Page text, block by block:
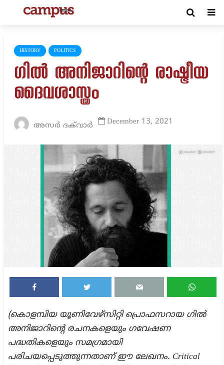
HISTORY POLITICS
ഗിൽ അനിജാറിന്റെ രാഷ്ട്രീയ
ദൈവശാസ്ത്രം
അസർ ദക്‌വാർ December 13, 2021
(കൊളമ്പിയ യൂണിവേഴ്സിറ്റി പ്രൊഫസറായ ഗിൽ
അനിജാറിന്റെ രചനകളെയും ഗവേഷണ
പദ്ധതികളെയും സമഗ്രമായി
പരിചയപ്പെടുത്തുന്നതാണ് ഈ ലേഖനം. Critical